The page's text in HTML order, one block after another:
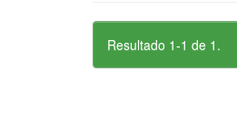
Resultado 1-1 de 1.